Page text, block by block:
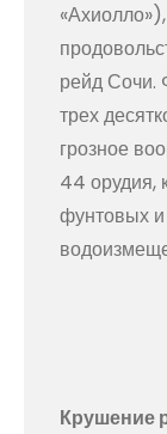
рейд Сочи.
трех
грозное
44 орудия,
фунтовых
Крушение